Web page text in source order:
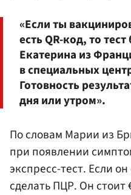
«Если ты
есть QR-код, то
Екатерина из
в специальных
Готовность
дня или утром».
По словам Марии из
при появлении
экспресс-тест. Если
сделать ПЦР. Он стоит